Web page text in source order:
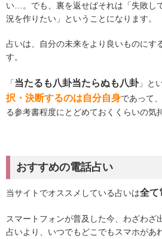
い…。でも、裏を返せばそれは「失敗し
況を作りたい」ということになります。
占いは、自分の未来をより良いものにす
す。
「当たるも八卦当たらぬも八卦」と
択・決断するのは自分自身であって
る参考書程度にとどめておくくらいの気
おすすめの電話占い
当サイトでオススメしている占いは全て
スマートフォンが普及した今、わざわざ
占いより、いつでもどこでもスマホがあ